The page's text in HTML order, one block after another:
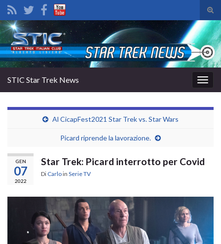
il
di
Search for:
la
STIC Star Trek News
Al CicapFest2021 Star Trek vs. Star Wars
Picard riprende la lavorazione.
GEN
07
2022
Star Trek: Picard interrotto per Covid
Di Carloin Serie TV